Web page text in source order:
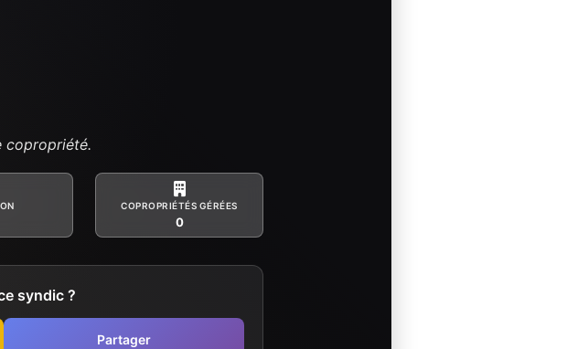
copropriété.
COPROPRIÉTÉS GÉRÉES
0
syndic ?
Partager